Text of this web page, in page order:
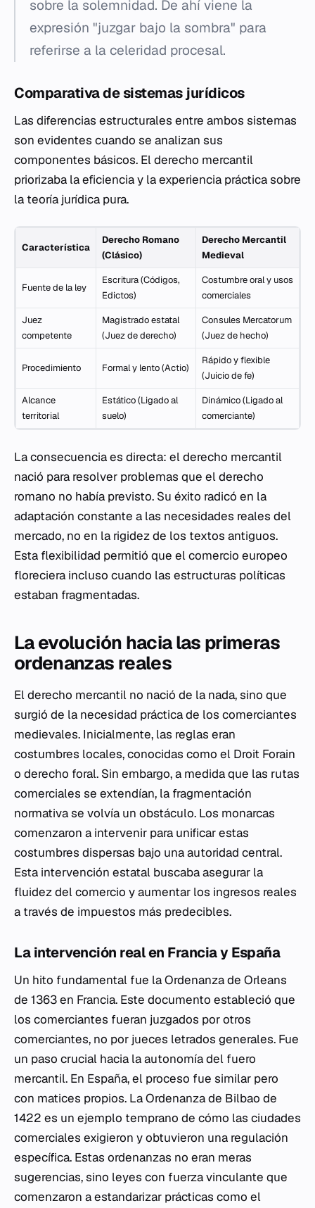
sobre la solemnidad. De ahí viene la
expresión "juzgar bajo la sombra" para
referirse a la celeridad procesal.
Comparativa de sistemas jurídicos
Las diferencias estructurales entre ambos sistemas
son evidentes cuando se analizan sus
componentes básicos. El derecho mercantil
priorizaba la eficiencia y la experiencia práctica sobre
la teoría jurídica pura.
Característica
Derecho Romano
(Clásico)
Derecho Mercantil
Medieval
Fuente de la ley
Escritura (Códigos,
Edictos)
Costumbre oral y usos
comerciales
Juez
competente
Magistrado estatal
(Juez de derecho)
Consules Mercatorum
(Juez de hecho)
Procedimiento Formal y lento (Actio)
Rápido y flexible
(Juicio de fe)
Alcance
territorial
Estático (Ligado al
suelo)
Dinámico (Ligado al
comerciante)
La consecuencia es directa: el derecho mercantil
nació para resolver problemas que el derecho
romano no había previsto. Su éxito radicó en la
adaptación constante a las necesidades reales del
mercado, no en la rigidez de los textos antiguos.
Esta flexibilidad permitió que el comercio europeo
floreciera incluso cuando las estructuras políticas
estaban fragmentadas.
La evolución hacia las primeras
ordenanzas reales
El derecho mercantil no nació de la nada, sino que
surgió de la necesidad práctica de los comerciantes
medievales. Inicialmente, las reglas eran
costumbres locales, conocidas como el Droit Forain
o derecho foral. Sin embargo, a medida que las rutas
comerciales se extendían, la fragmentación
normativa se volvía un obstáculo. Los monarcas
comenzaron a intervenir para unificar estas
costumbres dispersas bajo una autoridad central.
Esta intervención estatal buscaba asegurar la
fluidez del comercio y aumentar los ingresos reales
a través de impuestos más predecibles.
La intervención real en Francia y España
Un hito fundamental fue la Ordenanza de Orleans
de 1363 en Francia. Este documento estableció que
los comerciantes fueran juzgados por otros
comerciantes, no por jueces letrados generales. Fue
un paso crucial hacia la autonomía del fuero
mercantil. En España, el proceso fue similar pero
con matices propios. La Ordenanza de Bilbao de
1422 es un ejemplo temprano de cómo las ciudades
comerciales exigieron y obtuvieron una regulación
específica. Estas ordenanzas no eran meras
sugerencias, sino leyes con fuerza vinculante que
comenzaron a estandarizar prácticas como el